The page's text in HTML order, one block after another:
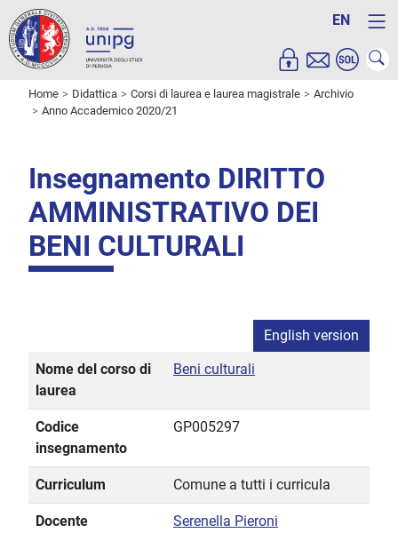
EN
Home Didattica Corsi di laurea e laurea magistrale
Archivio
Anno Accademico 2020/21
Insegnamento DIRITTO
AMMINISTRATIVO DEI
BENI CULTURALI
English version
Nome del corso di
laurea
Beni culturali
Codice
insegnamento
GP005297
Curriculum Comune a tutti i curricula
Docente
Serenella Pieroni